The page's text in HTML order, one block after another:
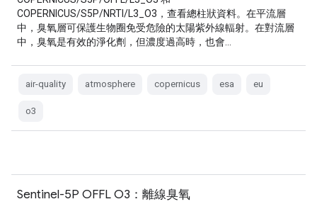
COPERNICUS/S5P/NRTI/L3_O3，查看總柱狀資料。在平流層
中，臭氧層可保護生物圈免受危險的太陽紫外線輻射。在對流層
中，臭氧是有效的淨化劑，但濃度過高時，也會…
air-quality atmosphere copernicus esa eu
o3
Sentinel-5P OFFL O3：離線臭氧